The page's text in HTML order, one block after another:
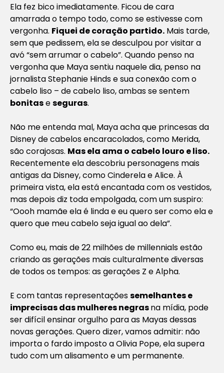
Ela fez bico imediatamente. Ficou de cara
amarrada o tempo todo, como se estivesse com
vergonha. Fiquei de coração partido. Mais tarde,
sem que pedissem, ela se desculpou por visitar a
avó “sem arrumar o cabelo”. Quando penso na
vergonha que Maya sentiu naquele dia, penso na
jornalista Stephanie Hinds e sua conexão com o
cabelo liso – de cabelo liso, ambas se sentem
bonitaseseguras.
Não me entenda mal, Maya acha que princesas da
Disney de cabelos encaracolados, como Merida,
são corajosas. Mas ela ama o cabelo louro e liso.
Recentemente ela descobriu personagens mais
antigas da Disney, como Cinderela e Alice. À
primeira vista, ela está encantada com os vestidos,
mas depois diz toda empolgada, com um suspiro:
“Oooh mamãe ela é linda e eu quero ser como ela e
quero que meu cabelo seja igual ao dela”.
Como eu, mais de 22 milhões de millennials estão
criando as gerações mais culturalmente diversas
de todos os tempos: as gerações Z e Alpha.
E com tantas representaçõessemelhantes e
imprecisas das mulheres negrasna mídia, pode
ser difícil ensinar orgulho para as Mayas dessas
novas gerações. Quero dizer, vamos admitir: não
importa o fardo imposto a Olivia Pope, ela supera
tudo com um alisamento e um permanente.